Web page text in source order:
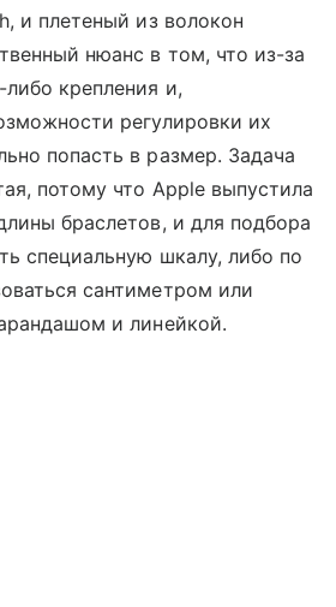
и плетеный из волокон
нюанс в том, что из-за
либо крепления и,
регулировки их
попасть в размер. Задача
потому что Apple выпустила
браслетов, и для подбора
специальную шкалу, либо по
сантиметром или
и линейкой.